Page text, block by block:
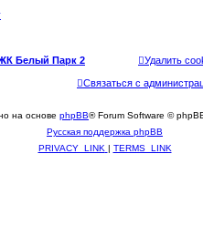
Белый Парк 2 Удалить
Связаться с
на основе phpBB® Forum Software ©
Русская поддержка phpBB
PRIVACY_LINK | TERMS_LINK